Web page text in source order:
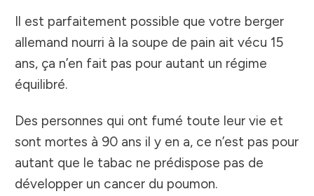
Il est parfaitement possible que votre berger
allemand nourri à la soupe de pain ait vécu 15
ans, ça n’en fait pas pour autant un régime
équilibré.
Des personnes qui ont fumé toute leur vie et
sont mortes à 90 ans il y en a, ce n’est pas pour
autant que le tabac ne prédispose pas de
développer un cancer du poumon.